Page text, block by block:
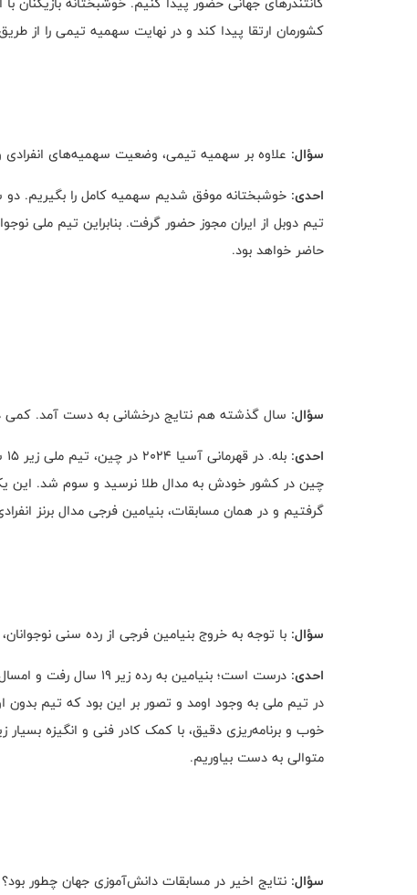
کشورمان ارتقا پیدا کند و در نهایت سهمیه تیمی را از
سؤال: علاوه بر سهمیه تیمی، وضعیت سهمیه‌های انفرادی
احدی: خوشبختانه موفق شدیم سهمیه کامل را بگیریم.
تیم دوبل از ایران مجوز حضور گرفت. بنابراین تیم ملی
حاضر خواهد بود.
سؤال: سال گذشته هم نتایج درخشانی به دست آمد. کمی
احدی:
چین در کشور خودش به مدال طلا نرسید و سوم شد. این یک
گرفتیم و در همان مسابقات، بنیامین فرجی مدال برنز
سؤال: با توجه به خروج بنیامین فرجی از رده سنی
احدی:
درست است؛ بنیامین به
در تیم ملی به وجود اومد و تصور بر این بود که تیم
خوب و برنامه‌ریزی دقیق، با کمک کادر فنی و انگیزه بسیار
متوالی به دست بیاوریم.
سؤال: نتایج اخیر در مسابقات دانش‌آموزی جهان چطور بود؟